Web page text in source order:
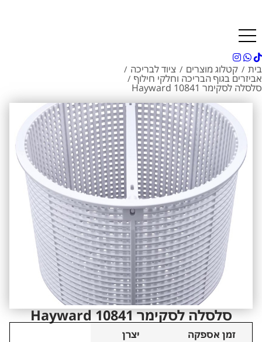
בית / קטלוג מוצרים / ציוד לבריכה /
אביזרים בגוף הבריכה וחלקי חילוף /
סלסלה לסקימר 10841 Hayward
סלסלה לסקימר 10841 Hayward
זמן אספקה
יצרן